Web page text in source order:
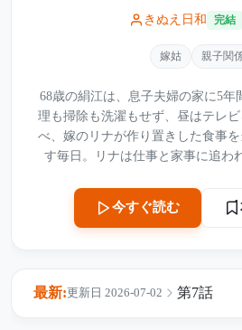
きぬえ日和 完結
嫁姑 親子関
68歳の絹江は、息子夫婦の家に5年間
理も掃除も洗濯もせず、昼はテレ
べ、嫁のリナが作り置きした食事
す毎日。リナは仕事と家事に追わ
辞めた娘・夏帆が家に戻ってくる。 何もしない姑と、社会
に疲れて動けなくなった娘。家の中
たち”に、リナの心はついに折れかける。 しかし深夜
当に甘えていただけなのか。 壊れかけた家族が、不器用に
今すぐ読む
最新: 第7話
更新日 2026-07-02